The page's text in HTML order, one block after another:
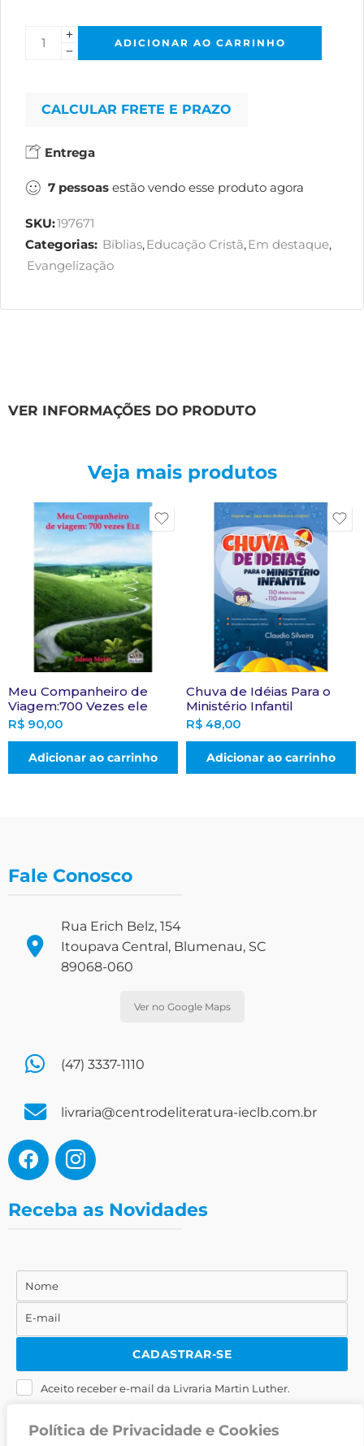
Política de Privacidade e Cookies
ADICIONAR AO CARRINHO
CALCULAR FRETE E PRAZO
Entrega
7 pessoas estão vendo esse produto agora
SKU:197671
Categorias: Bíblias,Educação Cristã,Em destaque,
Evangelização
VER INFORMAÇÕES DO PRODUTO
Veja mais produtos
Meu Companheiro de
Viagem:700 Vezes ele
R$ 90,00
Adicionar ao carrinho
Chuva de Idéias Para o
Ministério Infantil
R$ 48,00
Adicionar ao carrinho
Fale Conosco
Rua Erich Belz, 154
Itoupava Central, Blumenau, SC
89068-060
Ver no Google Maps
(47) 3337-1110
livraria@centrodeliteratura-ieclb.com.br
Receba as Novidades
Nome
Nome
E-
mail
E-mail
CADASTRAR-SE
Aceito receber e-mail da Livraria Martin Luther.